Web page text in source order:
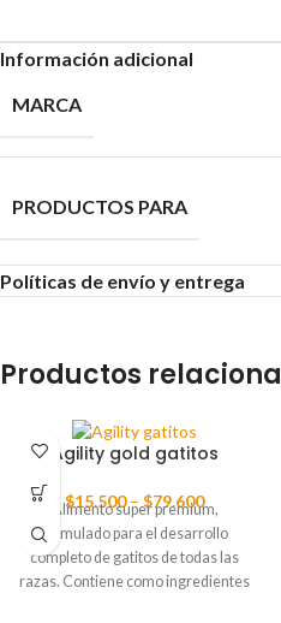
Información adicional
MARCA
PRODUCTOS PARA
Políticas de envío y entrega
Productos
Agility gold gatitos
$15.500 – $79.600
Alimento super premium,
formulado para el desarrollo
completo de gatitos de todas las
razas. Contiene como ingredientes